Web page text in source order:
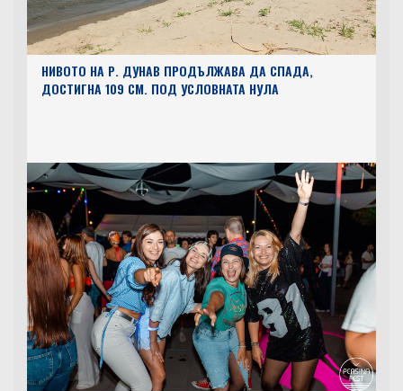
НИВОТО НА Р. ДУНАВ ПРОДЪЛЖАВА ДА СПАДА,
ДОСТИГНА 109 СМ. ПОД УСЛОВНАТА НУЛА